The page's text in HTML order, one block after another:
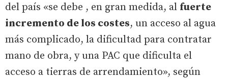
del país «se debe , en gran medida, al fuerte
incremento de los costes, un acceso al agua
más complicado, la dificultad para contratar
mano de obra, y una PAC que dificulta el
acceso a tierras de arrendamiento», según